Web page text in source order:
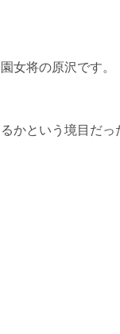
女将の原沢です。
かという境目だっ